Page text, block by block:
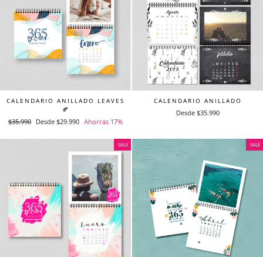
CALENDARIO ANILLADO LEAVES
🍂
Precio
$35.990 Precio
oferta
Desde $29.990 Ahorras 17%
CALENDARIO ANILLADO
Desde $35.990
SALE SALE